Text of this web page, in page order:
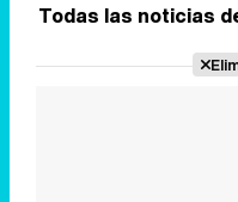
Todas las noticias